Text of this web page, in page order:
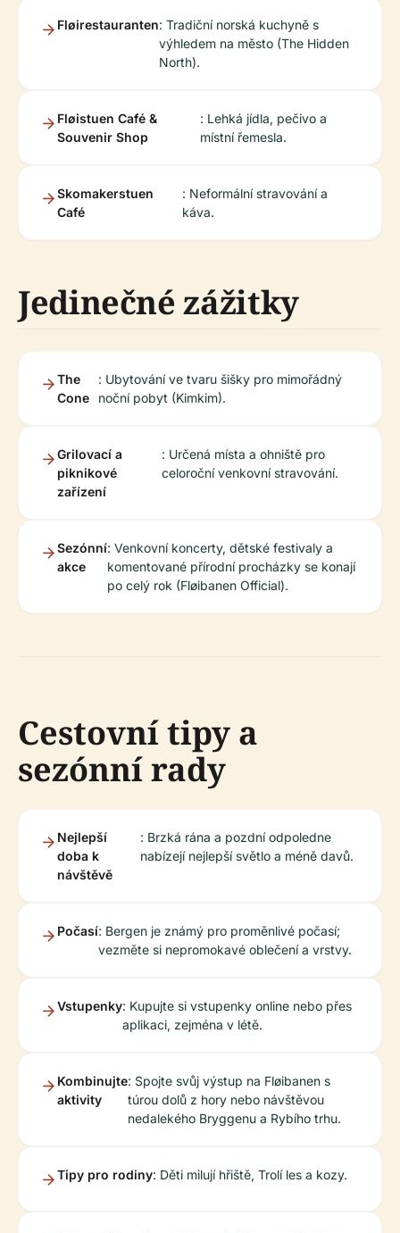
Fløirestauranten: Tradiční norská kuchyně s
výhledem na město (The Hidden
North).
Fløistuen Café &
Souvenir Shop
: Lehká jídla, pečivo a
místní řemesla.
Skomakerstuen
Café
: Neformální stravování a
káva.
Jedinečné zážitky
The
Cone
: Ubytování ve tvaru šišky pro mimořádný
noční pobyt (Kimkim).
Grilovací a
piknikové
zařízení
: Určená místa a ohniště pro
celoroční venkovní stravování.
Sezónní
akce
: Venkovní koncerty, dětské festivaly a
komentované přírodní procházky se konají
po celý rok (Fløibanen Official).
Cestovní tipy a
sezónní rady
Nejlepší
doba k
návštěvě
: Brzká rána a pozdní odpoledne
nabízejí nejlepší světlo a méně davů.
Počasí: Bergen je známý pro proměnlivé počasí;
vezměte si nepromokavé oblečení a vrstvy.
Vstupenky: Kupujte si vstupenky online nebo přes
aplikaci, zejména v létě.
Kombinujte
aktivity
: Spojte svůj výstup na Fløibanen s
túrou dolů z hory nebo návštěvou
nedalekého Bryggenu a Rybího trhu.
Tipy pro rodiny: Děti milují hřiště, Trolí les a kozy.